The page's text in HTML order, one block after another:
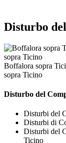
Disturbo
Boffalora sopra
sopra Ticino
Disturbo del
Disturbi del
Disturbi di
Disturbi del
Ticino